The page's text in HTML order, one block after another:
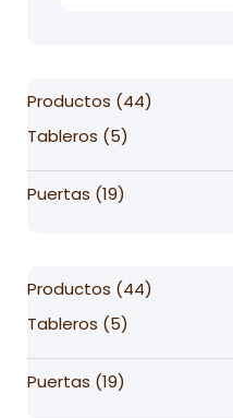
Productos 4444
Tableros 55
Puertas 1919
Productos 4444
Tableros 55
Puertas 1919